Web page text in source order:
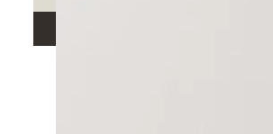
Vestido Longo